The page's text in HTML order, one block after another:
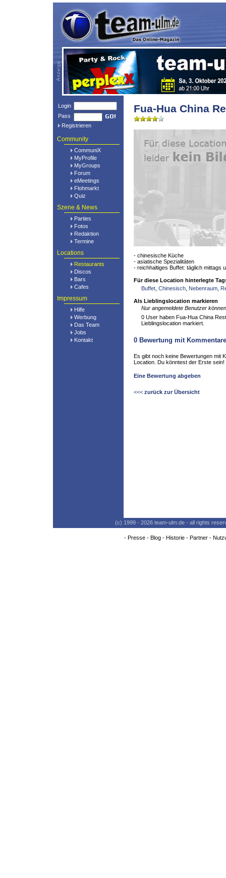
Login
Pass
Registrieren
Community
CommuniX
MyProfile
MyGroups
Forum
eMeetings
Flohmarkt
Quiz
Szene & News
Parties
Fotos
Redaktion
Termine
Locations
Restaurants
Discos
Bars
Cafes
Impressum
Hilfe
Werbung
Das Team
Jobs
Kontakt
Fua-Hua China
- chinesische Küche
- asiatische Spezialitäten
- reichhaltiges Buffet: täglich mittags
Für diese Location hinterlegte
Buffet Chinesisch Nebenraum
Als Lieblingslocation markieren
Nur angemeldete Benutzer
0 User haben Fua-Hua China
Lieblingslocation markiert.
0 Bewertung mit
Es gibt noch keine Bewertungen mit
Location. Du könntest der Erste sein!
Eine Bewertung abgeben
<<< zurück zur Übersicht
(c) 1999 - 2026 team-ulm.de - all rights
- Presse- Blog- Historie- Partner-